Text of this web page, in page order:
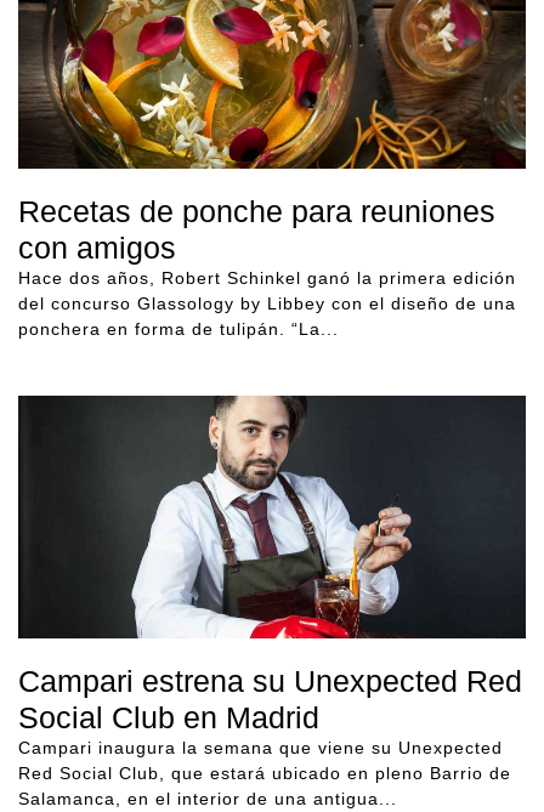
Recetas de ponche para reuniones
con amigos
Hace dos años, Robert Schinkel ganó la primera edición
del concurso Glassology by Libbey con el diseño de una
ponchera en forma de tulipán. “La...
Campari estrena su Unexpected Red
Social Club en Madrid
Campari inaugura la semana que viene su Unexpected
Red Social Club, que estará ubicado en pleno Barrio de
Salamanca, en el interior de una antigua...